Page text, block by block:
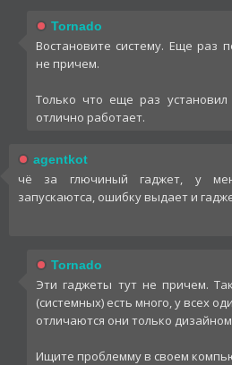
Tornado
Востановите систему. Еще раз
не причем.
Только что еще раз
отлично работает.
agentkot
чё за глючиный гаджет, у
запускаютса, ошибку выдает и
Tornado
Эти гаджеты тут не причем.
(системных) есть много, у всех
отличаются они только
Ищите проблемму в своем